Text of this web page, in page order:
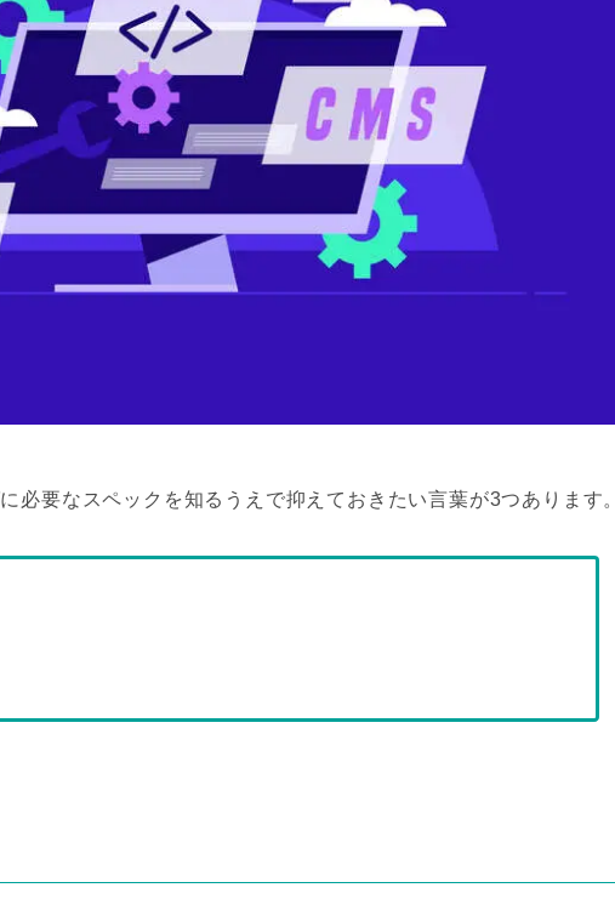
必要なスペックを知るうえで抑えておきたい言葉が3つあります。